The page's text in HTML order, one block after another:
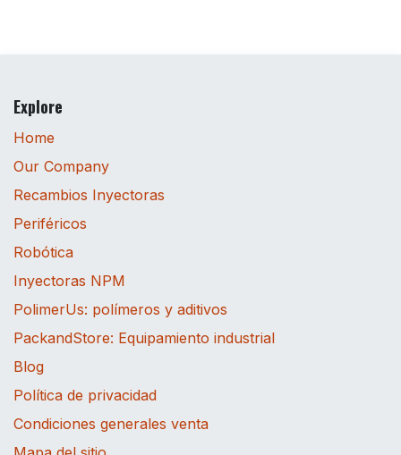
Explore
Home
Our Company
Recambios Inyectoras
Periféricos
Robótica
Inyectoras NPM
PolimerUs: polímeros y aditivos
PackandStore: Equipamiento industrial
Blog
Política de privacidad
Condiciones generales venta